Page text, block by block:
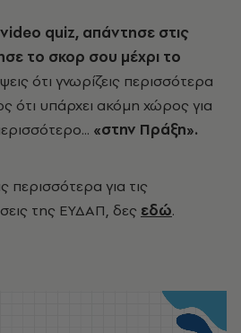
quiz, απάντησε στις
το σκορ σου μέχρι το
ότι γνωρίζεις περισσότερα
ότι υπάρχει ακόμη χώρος για
«στην Πράξη».
περισσότερα για τις
της ΕΥΔΑΠ, δες εδώ.